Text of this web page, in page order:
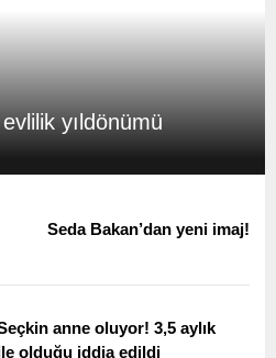
yıldönümü
Seda Bakan’dan yeni imaj!
anne oluyor! 3,5 aylık
olduğu iddia edildi